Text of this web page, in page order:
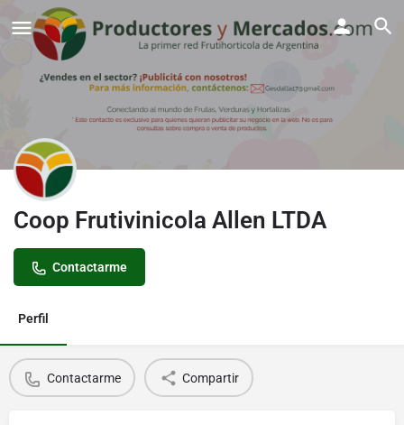
Coop Frutivinicola Allen LTDA
Contactarme
Perfil
Contactarme Compartir